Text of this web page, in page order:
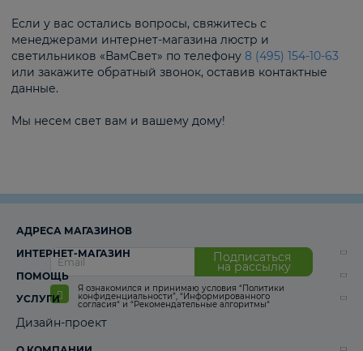
Если у вас остались вопросы, свяжитесь с
менеджерами интернет-магазина люстр и
светильников «ВамСвет» по телефону 8 (495) 154-10-63
или закажите обратный звонок, оставив контактные
данные.
Мы несем свет вам и вашему дому!
Подписаться
на рассылку
Я ознакомился и принимаю условия “Политики
конфиденциальности”, “Информированного
согласия“ и “Рекомендательные алгоритмы“
АДРЕСА МАГАЗИНОВ
ИНТЕРНЕТ-МАГАЗИН
ПОМОЩЬ
УСЛУГИ
Дизайн-проект